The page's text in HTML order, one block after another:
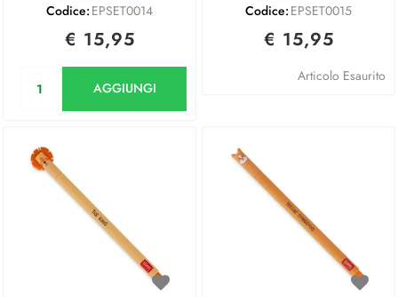
Codice: EPSET0014
€ 15,95
AGGIUNGI
Codice: EPSET0015
€ 15,95
Articolo Esaurito